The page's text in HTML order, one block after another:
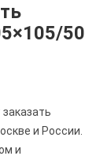
50
и России.
и